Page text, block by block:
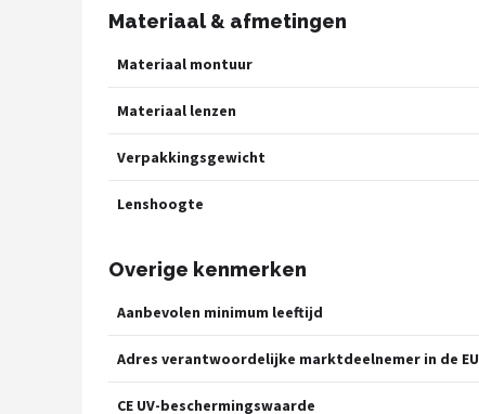
Materiaal & afmetingen
Materiaal montuur
Materiaal lenzen
Verpakkingsgewicht
Lenshoogte
Overige kenmerken
Aanbevolen minimum leeftijd
Adres verantwoordelijke marktdeelnemer in de EU
CE UV-beschermingswaarde